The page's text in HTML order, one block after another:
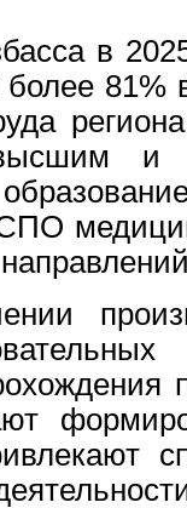
в
81%
высшим